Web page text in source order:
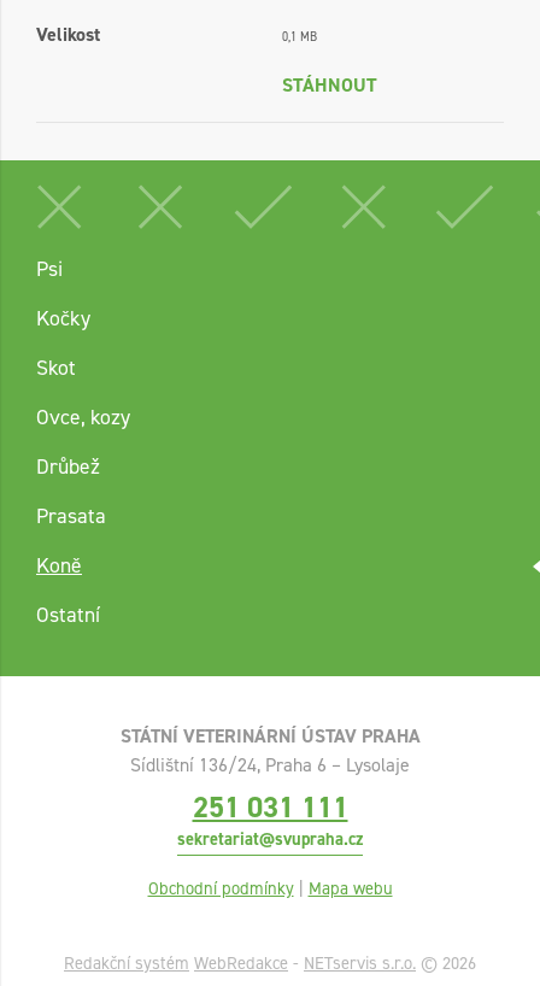
Velikost
0,1 MB
STÁHNOUT
Psi
Kočky
Skot
Ovce, kozy
Drůbež
Prasata
Koně
Ostatní
STÁTNÍ VETERINÁRNÍ ÚSTAV PRAHA
Sídlištní 136/24, Praha 6 – Lysolaje
251 031 111
sekretariat@svupraha.cz
Obchodní podmínky | Mapa webu
Redakční systém WebRedakce - NETservis s.r.o. © 2026